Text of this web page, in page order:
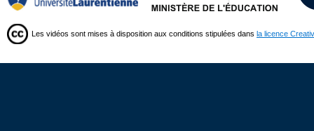
Les vidéos sont mises à disposition aux conditions stipulées dans la licence